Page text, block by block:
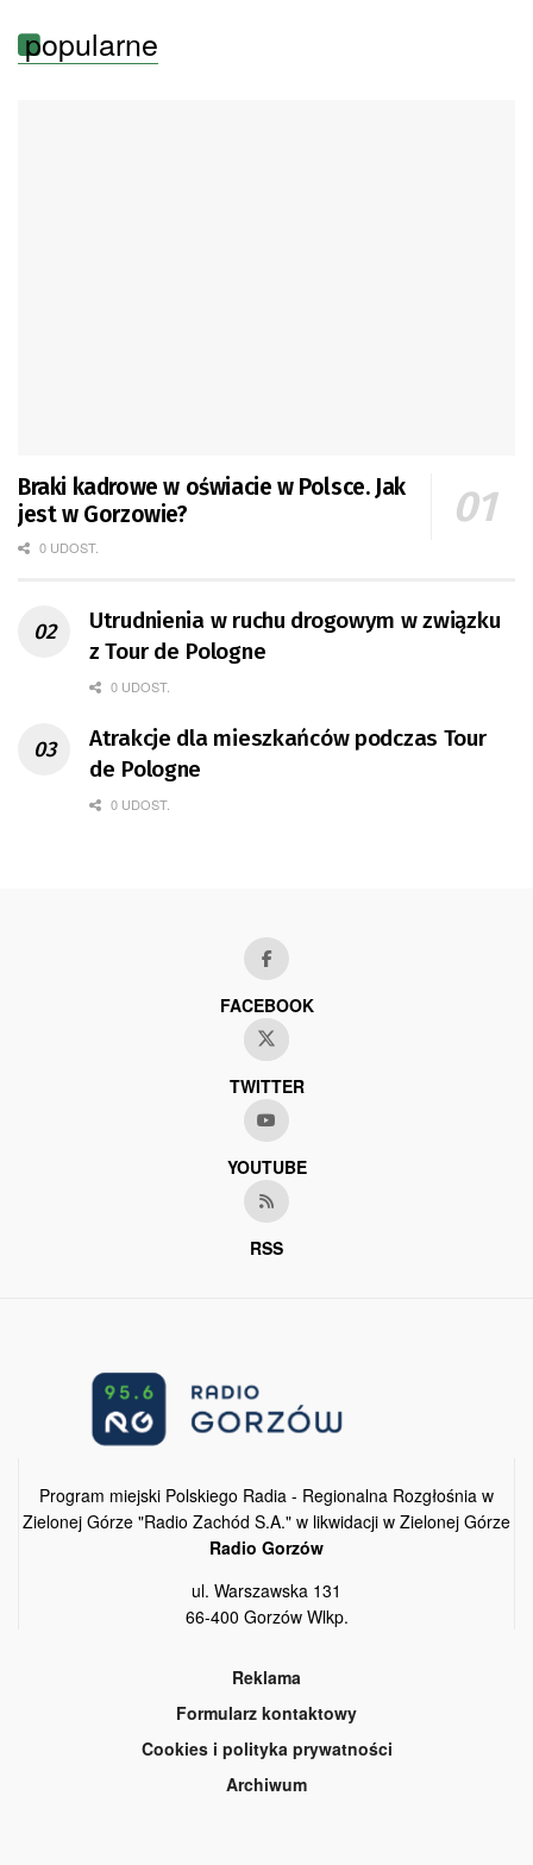
popularne
Braki kadrowe w oświacie w Polsce. Jak
jest w Gorzowie?
0 UDOST.
Utrudnienia w ruchu drogowym w związku
z Tour de Pologne
0 UDOST.
Atrakcje dla mieszkańców podczas Tour
de Pologne
0 UDOST.
FACEBOOK
TWITTER
YOUTUBE
RSS
Program miejski Polskiego Radia - Regionalna Rozgłośnia w
Zielonej Górze "Radio Zachód S.A." w likwidacji w Zielonej Górze
Radio Gorzów
ul. Warszawska 131
66-400 Gorzów Wlkp.
Reklama
Formularz kontaktowy
Cookies i polityka prywatności
Archiwum